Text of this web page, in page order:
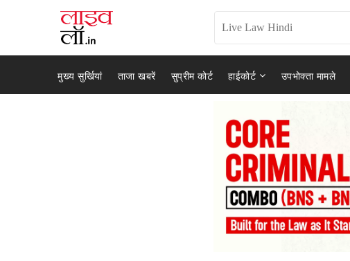
मुख्य सुर्खियां ताजा खबरें सुप्रीम कोर्ट हाईकोर्ट उपभोक्ता मामले